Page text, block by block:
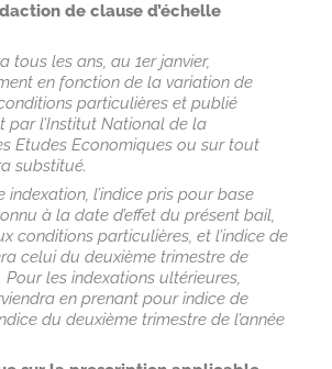
de clause d’échelle
tous les ans, au 1er janvier,
en fonction de la variation de
particulières et publié
par l’Institut National de la
Etudes Economiques ou sur tout
substitué.
indexation, l’indice pris pour base
à la date d’effet du présent bail,
conditions particulières, et l’indice de
celui du deuxième trimestre de
Pour les indexations ultérieures,
en prenant pour indice de
du deuxième trimestre de l’année